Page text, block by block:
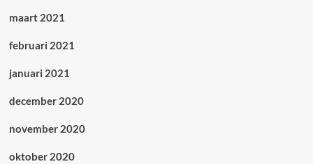
maart 2021
februari 2021
januari 2021
december 2020
november 2020
oktober 2020